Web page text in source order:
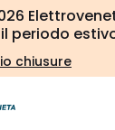
periodo
chiusure